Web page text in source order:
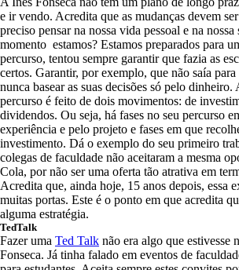
e ir vendo. Acredita que as mudanças devem
preciso pensar na nossa vida pessoal e na
momento estamos? Estamos preparados para
percurso, tentou sempre garantir que fazia as
certos. Garantir, por exemplo, que não saía
nunca basear as suas decisões só pelo dinheiro.
percurso é feito de dois movimentos: de
dividendos. Ou seja, há fases no seu percurso
experiência e pelo projeto e fases em que
investimento. Dá o exemplo do seu primeiro
colegas de faculdade não aceitaram a mesma
Cola, por não ser uma oferta tão atrativa em
Acredita que, ainda hoje, 15 anos depois, essa
muitas portas. Este é o ponto em que acredita
alguma estratégia.
TedTalk
Fazer uma Ted Talk não era algo que estivesse
Fonseca. Já tinha falado em eventos de